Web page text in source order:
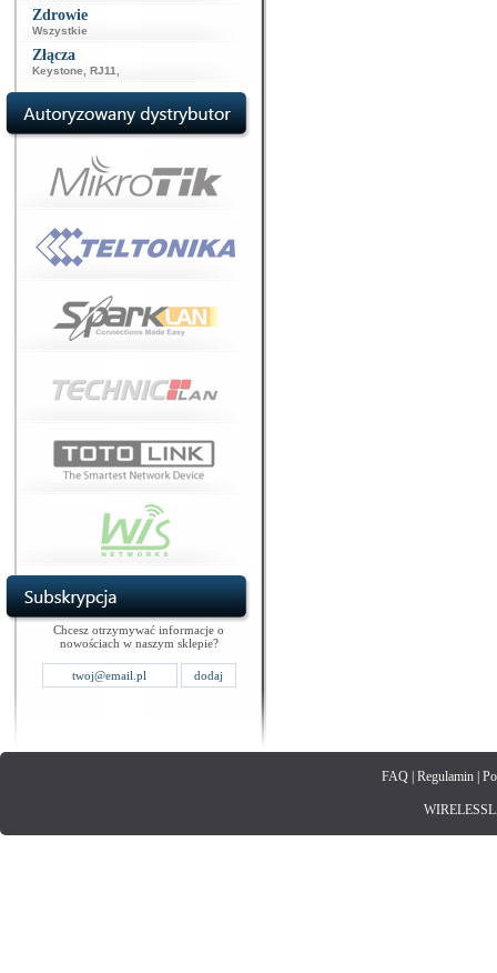
Zdrowie
Wszystkie
Złącza
Keystone RJ11
Chcesz otrzymywać informacje o
nowościach w naszym sklepie?
FAQ| Regulamin|